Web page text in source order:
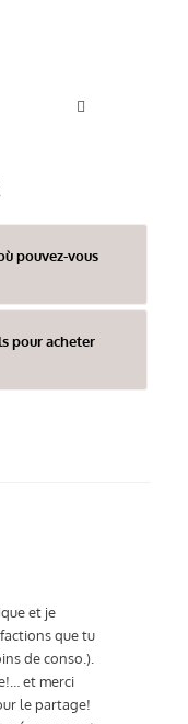
pouvez-vous
pour acheter
et je
que tu
de conso.).
et merci
le partage!